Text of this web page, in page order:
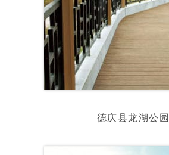
德庆县龙湖公园